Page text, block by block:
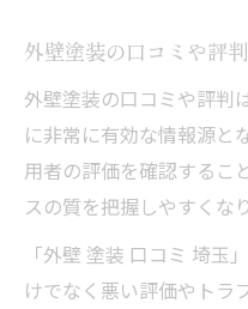
外壁塗装の口コミや評
外壁塗装の口コミや評判
に非常に有効な情報源と
用者の評価を確認するこ
スの質を把握しやすくな
「外壁 塗装 口コミ 埼玉
けでなく悪い評価やトラ